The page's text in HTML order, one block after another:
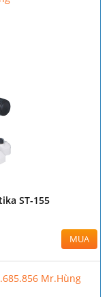
ST-155
MUA
Mr.Hùng